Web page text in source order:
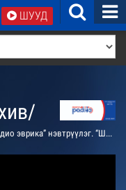
ШУУД
ухааны гайхамшиг”: Сүүлийн үед дэлхий нийтэд шинэ нээлт ололт, технологийн шинэчлэл, шинэ төхөөрөмж, бүтээлийг онцлоно. “Бидний мэдэхгүй тэдний мэдэх ертөнц”: Нийслэлийн 47-р сургуулийн 6-р ангийн сурагч Г.Анхнямын бүтээлийг онцлон ярилцана. /давтана/